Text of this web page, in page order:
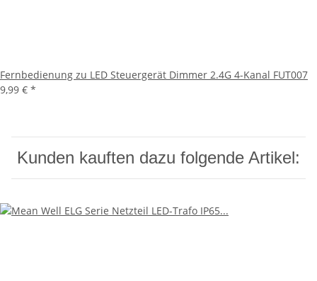
Fernbedienung zu LED Steuergerät Dimmer 2.4G 4-Kanal FUT007
9,99 € *
Kunden kauften dazu folgende Artikel: